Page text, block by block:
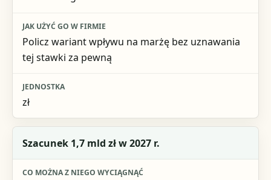
Policz wariant wpływu na marżę bez uznawania
tej stawki za pewną
zł
Szacunek 1,7 mld zł w 2027 r.